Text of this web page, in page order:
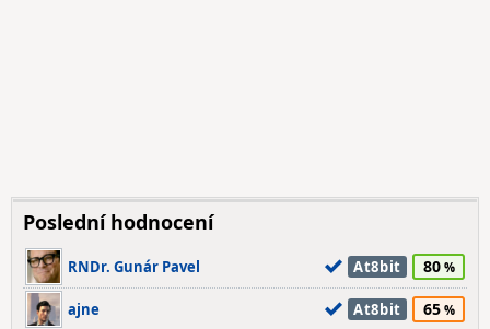
Poslední hodnocení
RNDr. Gunár Pavel At8bit 80
ajne At8bit 65